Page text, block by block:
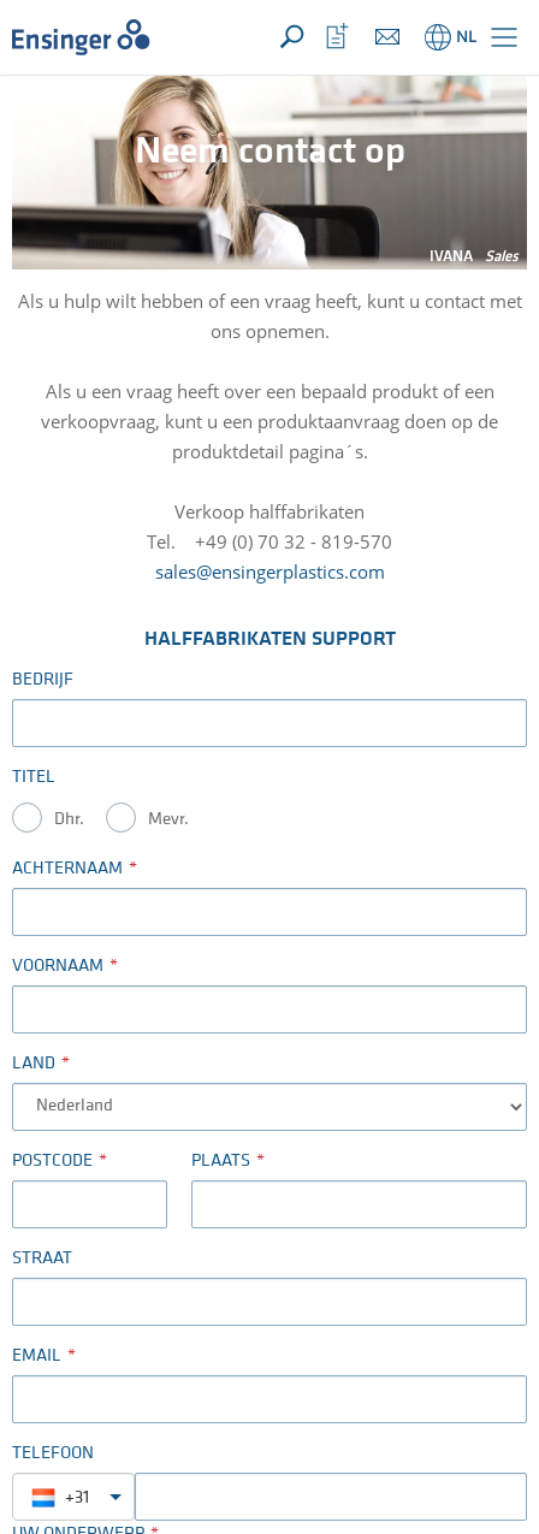
UW aanvraag ({{productCount}} Produkten)OPEN
Startpagina NL
Bekijk
favorietenlijst
Neem contact op
IVANA Sales
Als u hulp wilt hebben of een vraag heeft, kunt u contact met
ons opnemen.
Als u een vraag heeft over een bepaald produkt of een
verkoopvraag, kunt u een produktaanvraag doen op de
produktdetail pagina´s.
Verkoop halffabrikaten
Tel. +49 (0) 70 32 - 819-570
sales@ensingerplastics.com
HALFFABRIKATEN SUPPORT
BEDRIJF
TITEL
Dhr. Mevr.
ACHTERNAAM
VOORNAAM
LAND
POSTCODE PLAATS
STRAAT
EMAIL
TELEFOON
+31